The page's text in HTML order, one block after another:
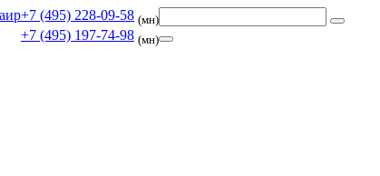
+7 (495) 228-09-58 (мн)
+7 (495) 197-74-98 (мн)